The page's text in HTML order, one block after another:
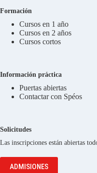
Formación
Cursos en 1 año
Cursos en 2 años
Cursos cortos
Información práctica
Puertas abiertas
Contactar con Spéos
Solicitudes
Las inscripciones están abiertas
ADMISIONES